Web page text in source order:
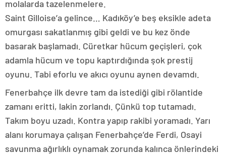
molalarda tazelenmelere.
Saint Gilloise’a gelince… Kadıköy’e beş eksikle adeta
omurgası sakatlanmış gibi geldi ve bu kez önde
basarak başlamadı. Cüretkar hücum geçişleri, çok
adamla hücum ve topu kaptırdığında şok prestij
oyunu. Tabi eforlu ve akıcı oyunu aynen devamdı.
Fenerbahçe ilk devre tam da istediği gibi rölantide
zamanı eritti, lakin zorlandı. Çünkü top tutamadı.
Takım boyu uzadı. Kontra yapıp rakibi yoramadı. Yarı
alanı korumaya çalışan Fenerbahçe’de Ferdi, Osayi
savunma ağırlıklı oynamak zorunda kalınca önlerindeki